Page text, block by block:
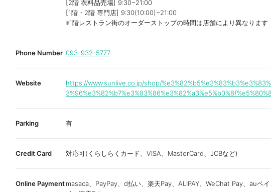
[2階 衣料品売場] 9:30~21:00
[1階・2階 専門店] 9:30(10:00)~21:00
※1階レストラン街のオーダーストップの時間は店舗により異なります
Phone Number 093-932-5777
Website
https://www.sunlive.co.jp/shop/
Parking 有
Credit Card 対応可(くらしらくカード、VISA、MasterCard、JCBなど)
Online Paymentmasaca、PayPay、d払い、楽天Pay、ALIPAY、WeChat Pay、auペ